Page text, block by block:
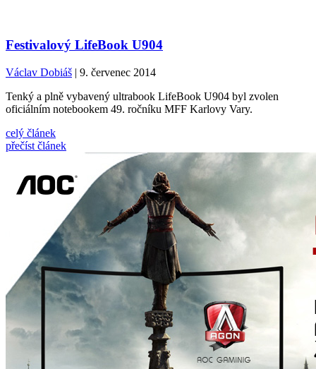
Festivalový LifeBook U904
Václav Dobiáš | 9. červenec 2014
Tenký a plně vybavený ultrabook LifeBook U904 byl zvolen
oficiálním notebookem 49. ročníku MFF Karlovy Vary.
celý článek
přečíst článek